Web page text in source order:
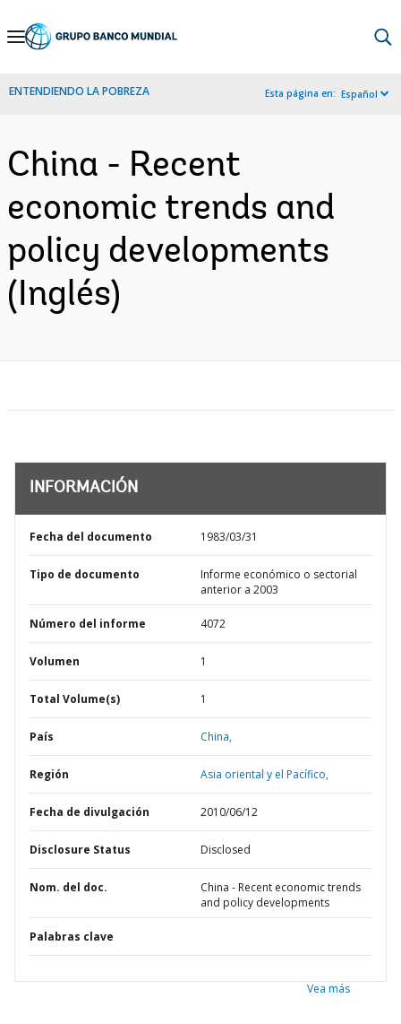
Skip
Navigation
ENTENDIENDO LA POBREZA Esta página en: Español
China - Recent
economic trends and
policy developments
(Inglés)
INFORMACIÓN
Fecha del documento 1983/03/31
Tipo de documento
Informe económico o sectorial
anterior a 2003
Número del informe 4072
Volumen 1
Total Volume(s) 1
País China,
Región Asia oriental y el Pacífico,
Fecha de divulgación 2010/06/12
Disclosure Status Disclosed
Nom. del doc.
China - Recent economic trends
and policy developments
Palabras clave
Vea más